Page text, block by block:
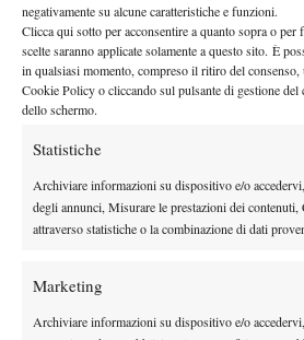
negativamente su alcune caratteristiche e funzioni.
Clicca qui sotto per acconsentire a quanto sopra o per
scelte saranno applicate solamente a questo sito. È
in qualsiasi momento, compreso il ritiro del
Cookie Policy o cliccando sul pulsante di gestione del
dello schermo.
Statistiche
Archiviare informazioni su dispositivo e/o
degli annunci, Misurare le prestazioni dei
attraverso statistiche o la combinazione di dati
Marketing
Archiviare informazioni su dispositivo e/o
regolarmente le quote relative al primo
concluso. Le quote che invece saranno
set betting. Infine, quelle sugli under e
pagate solo ed esclusivamente se l’esito
Ritiro Alcaraz da